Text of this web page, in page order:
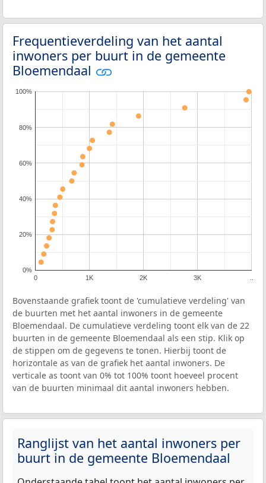
Frequentieverdeling van het aantal
inwoners per buurt in de gemeente
Bloemendaal
0 1K 2K 3K
0%
20%
40%
60%
80%
100%
Bovenstaande grafiek toont de 'cumulatieve verdeling' van
de buurten met het aantal inwoners in de gemeente
Bloemendaal. De cumulatieve verdeling toont elk van de 22
buurten in de gemeente Bloemendaal als een stip. Klik op
de stippen om de gegevens te tonen. Hierbij toont de
horizontale as van de grafiek het aantal inwoners. De
verticale as toont van 0% tot 100% toont hoeveel procent
van de buurten minimaal dit aantal inwoners hebben.
Ranglijst van het aantal inwoners per
buurt in de gemeente Bloemendaal